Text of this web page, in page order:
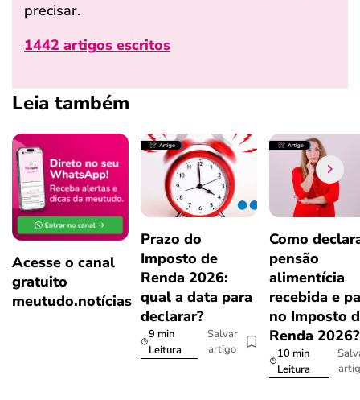
precisar.
1442 artigos escritos
Leia também
Acesse o canal
gratuito
meutudo.notícias
Prazo do
Imposto de
Renda 2026:
qual a data para
declarar?
9 min
Leitura
Salvar
artigo
Como
pensão
alimentícia
recebida e
no Imposto
Renda
10 min
Leitura